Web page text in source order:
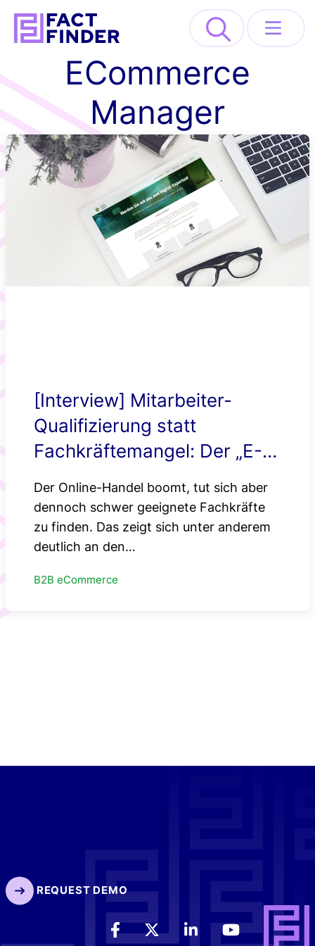
Lösungen
Industrien
Ressourcen
REQUEST DEMO
ECommerce
Manager
[Interview] Mitarbeiter-
Qualifizierung statt
Fachkräftemangel: Der „E-
morgen
Der Online-Handel boomt, tut sich aber
dennoch schwer geeignete Fachkräfte
zu finden. Das zeigt sich unter anderem
deutlich an den…
B2B eCommerce
REQUEST DEMO